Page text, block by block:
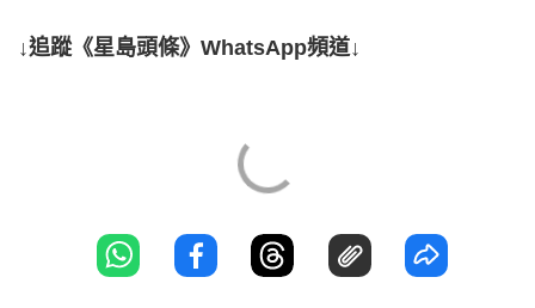
↓追蹤《星島頭條》WhatsApp頻道↓